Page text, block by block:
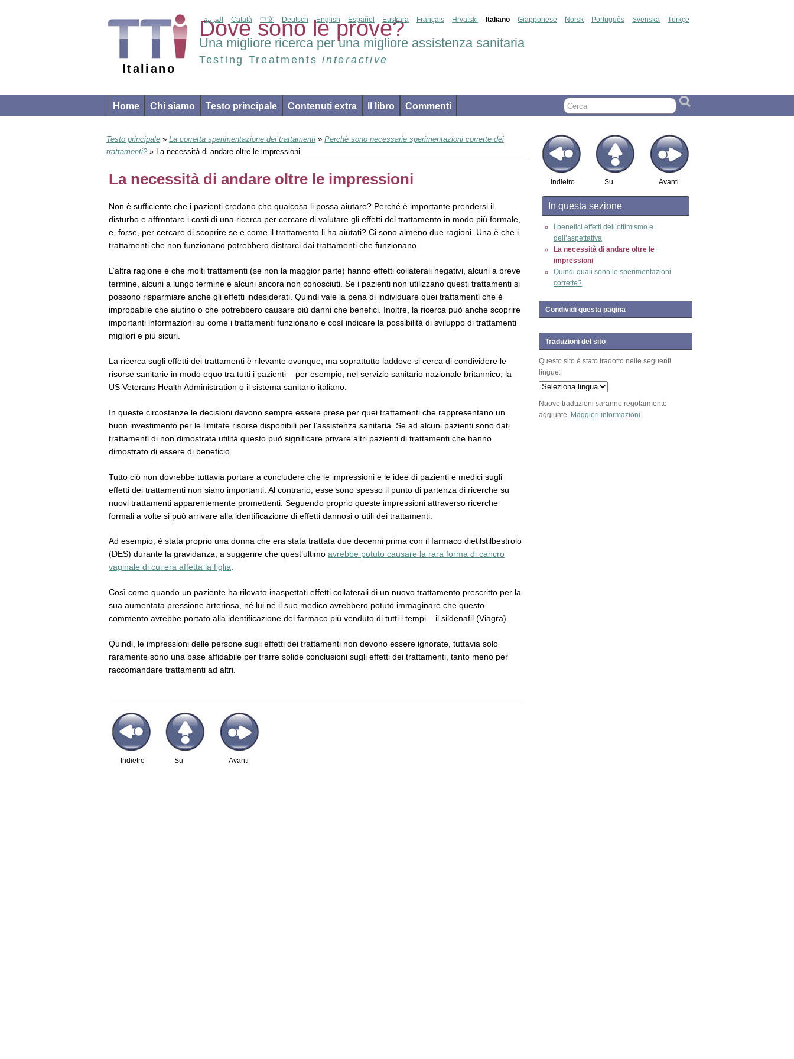
Italiano
Dove sono le prove?
Una migliore ricerca per una migliore assistenza sanitaria
Testing Treatmentsinteractive
العربية Català 中文 Deutsch English Español Euskara Français Hrvatski Italiano Giapponese Norsk Português Svenska Türkçe
Home Chi siamo Testo principale Contenuti extra Il libro Commenti
Testo principale » La corretta sperimentazione dei trattamenti » Perchè sono necessarie sperimentazioni corrette dei
trattamenti? » La necessità di andare oltre le impressioni
La necessità di andare oltre le impressioni
Non è sufficiente che i pazienti credano che qualcosa li possa aiutare? Perché è importante prendersi il
disturbo e affrontare i costi di una ricerca per cercare di valutare gli effetti del trattamento in modo più formale,
e, forse, per cercare di scoprire se e come il trattamento li ha aiutati? Ci sono almeno due ragioni. Una è che i
trattamenti che non funzionano potrebbero distrarci dai trattamenti che funzionano.
L’altra ragione è che molti trattamenti (se non la maggior parte) hanno effetti collaterali negativi, alcuni a breve
termine, alcuni a lungo termine e alcuni ancora non conosciuti. Se i pazienti non utilizzano questi trattamenti si
possono risparmiare anche gli effetti indesiderati. Quindi vale la pena di individuare quei trattamenti che è
improbabile che aiutino o che potrebbero causare più danni che benefici. Inoltre, la ricerca può anche scoprire
importanti informazioni su come i trattamenti funzionano e così indicare la possibilità di sviluppo di trattamenti
migliori e più sicuri.
La ricerca sugli effetti dei trattamenti è rilevante ovunque, ma soprattutto laddove si cerca di condividere le
risorse sanitarie in modo equo tra tutti i pazienti – per esempio, nel servizio sanitario nazionale britannico, la
US Veterans Health Administration o il sistema sanitario italiano.
In queste circostanze le decisioni devono sempre essere prese per quei trattamenti che rappresentano un
buon investimento per le limitate risorse disponibili per l’assistenza sanitaria. Se ad alcuni pazienti sono dati
trattamenti di non dimostrata utilità questo può significare privare altri pazienti di trattamenti che hanno
dimostrato di essere di beneficio.
Tutto ciò non dovrebbe tuttavia portare a concludere che le impressioni e le idee di pazienti e medici sugli
effetti dei trattamenti non siano importanti. Al contrario, esse sono spesso il punto di partenza di ricerche su
nuovi trattamenti apparentemente promettenti. Seguendo proprio queste impressioni attraverso ricerche
formali a volte si può arrivare alla identificazione di effetti dannosi o utili dei trattamenti.
Ad esempio, è stata proprio una donna che era stata trattata due decenni prima con il farmaco dietilstilbestrolo
(DES) durante la gravidanza, a suggerire che quest’ultimo avrebbe potuto causare la rara forma di cancro
vaginale di cui era affetta la figlia.
Così come quando un paziente ha rilevato inaspettati effetti collaterali di un nuovo trattamento prescritto per la
sua aumentata pressione arteriosa, né lui né il suo medico avrebbero potuto immaginare che questo
commento avrebbe portato alla identificazione del farmaco più venduto di tutti i tempi – il sildenafil (Viagra).
Quindi, le impressioni delle persone sugli effetti dei trattamenti non devono essere ignorate, tuttavia solo
raramente sono una base affidabile per trarre solide conclusioni sugli effetti dei trattamenti, tanto meno per
raccomandare trattamenti ad altri.
Su
Indietro Avanti
Su
Indietro Avanti
In questa sezione
I benefici effetti dell’ottimismo e
dell’aspettativa
La necessità di andare oltre le
impressioni
Quindi quali sono le sperimentazioni
corrette?
Condividi questa pagina
Traduzioni del sito
Questo sito è stato tradotto nelle seguenti
lingue:
Nuove traduzioni saranno regolarmente
aggiunte. Maggiori informazioni.